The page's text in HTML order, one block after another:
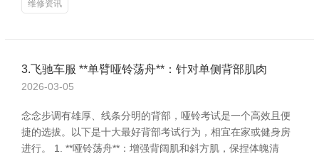
维修资讯
3.飞驰车服 **单臂哑铃荡舟**：针对单侧背部肌肉
2026-03-05
念念步调有雄厚、线条分明的背部，哑铃考试是一个高效且便
捷的选拔。以下是十大最好背部考试行为，相宜在家或健身房
进行。 1. **哑铃荡舟**：增强背阔肌和斜方肌，保捏体魄清